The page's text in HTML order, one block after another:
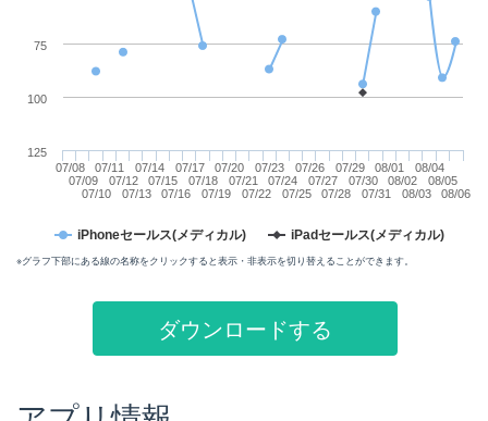
iPhoneセールス(メディカル) iPadセールス(メディカル)
07/08
07/09
07/10
07/11
07/12
07/13
07/14
07/15
07/16
07/17
07/18
07/19
07/20
07/21
07/22
07/23
07/24
07/25
07/26
07/27
07/28
07/29
07/30
07/31
08/01
08/02
08/03
08/04
08/05
08/06
100
75
125
※グラフ下部にある線の名称をクリックすると表示・非表示を切り替えることができます。
ダウンロードする